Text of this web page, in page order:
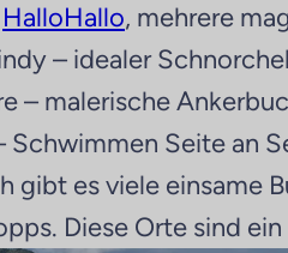
HalloHallo, mehrere
– idealer
– malerische
Schwimmen Seite an
gibt es viele einsame
Diese Orte sind